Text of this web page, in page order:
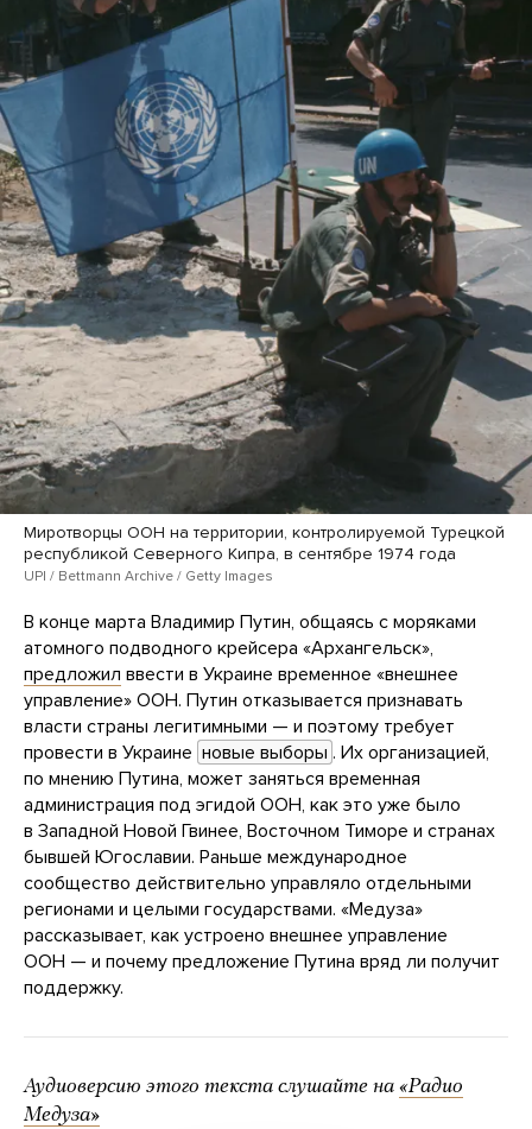
Миротворцы ООН на территории, контролируемой Турецкой
республикой Северного Кипра, в сентябре 1974 года
UPI / Bettmann Archive / Getty Images
В конце марта Владимир Путин, общаясь с моряками
атомного подводного крейсера «Архангельск»,
предложил ввести в Украине временное «внешнее
управление» ООН. Путин отказывается признавать
власти страны легитимными — и поэтому требует
провести в Украине новые выборы . Их организацией,
по мнению Путина, может заняться временная
администрация под эгидой ООН, как это уже было
в Западной Новой Гвинее, Восточном Тиморе и странах
бывшей Югославии. Раньше международное
сообщество действительно управляло отдельными
регионами и целыми государствами. «Медуза»
рассказывает, как устроено внешнее управление
ООН — и почему предложение Путина вряд ли получит
поддержку.
Аудиоверсию этого текста слушайте на «Радио
Медуза»